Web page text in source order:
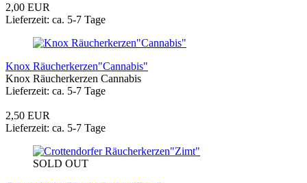
2,00 EUR
Lieferzeit: ca. 5-7 Tage
Knox Räucherkerzen"Cannabis"
Knox Räucherkerzen Cannabis
Lieferzeit: ca. 5-7 Tage
2,50 EUR
Lieferzeit: ca. 5-7 Tage
SOLD OUT